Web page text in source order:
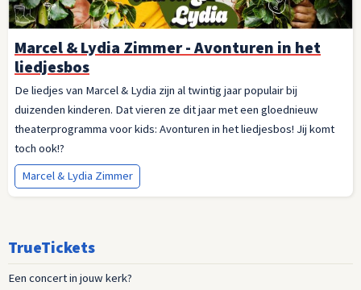
Marcel & Lydia Zimmer - Avonturen in het
liedjesbos
De liedjes van Marcel & Lydia zijn al twintig jaar populair bij
duizenden kinderen. Dat vieren ze dit jaar met een gloednieuw
theaterprogramma voor kids: Avonturen in het liedjesbos! Jij komt
toch ook!?
Marcel & Lydia Zimmer
TrueTickets
Een concert in jouw kerk?